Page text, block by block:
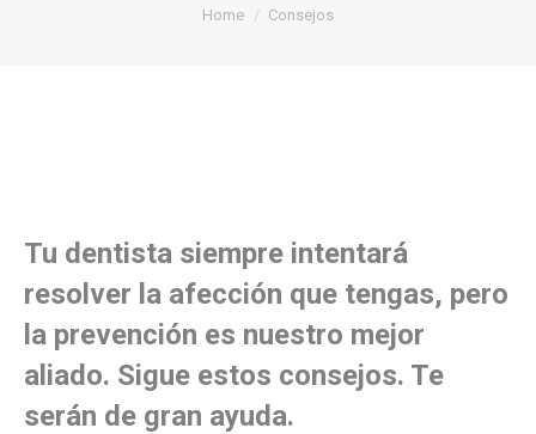
You are here:
Home Consejos
Tu dentista siempre intentará
resolver la afección que tengas, pero
la prevención es nuestro mejor
aliado. Sigue estos consejos. Te
serán de gran ayuda.